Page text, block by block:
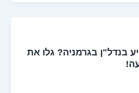
בנדל"ן בגרמניה? גלו את